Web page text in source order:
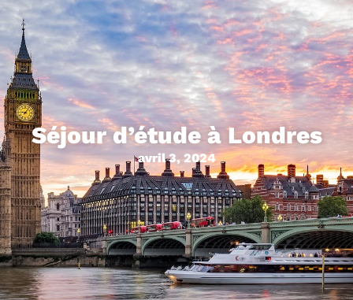
Séjour d’étude à Londres
avril 3, 2024